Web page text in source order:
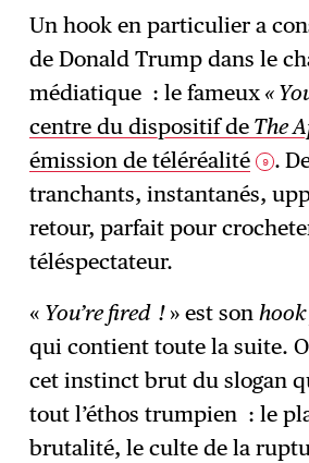
Un hook en particulier a
de Donald Trump dans le
médiatique : le fameux «
centre du dispositif de The
émission de téléréalité
9 .
tranchants, instantanés,
retour, parfait pour
téléspectateur.
« You’re fired !» est son
qui contient toute la suite.
cet instinct brut du slogan
tout l’éthos trumpien : le
brutalité, le culte de la